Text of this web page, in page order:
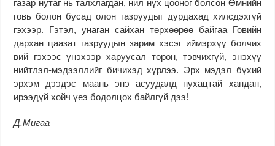
газар нутаг нь талхлагдан, нил нүх цооног болсон Өмнийн
говь болон бусад олон газруудыг дурдахад хилсдэхгүй
гэхээр. Гэтэл, унаган сайхан төрхөөрөө байгаа Говийн
дархан цаазат газруудын зарим хэсэг иймэрхүү болчих
вий гэхээс үнэхээр харуусал төрөн, тэвчихгүй, энэхүү
нийтлэл-мэдээллийг бичихэд хүрлээ. Эрх мэдэл бүхий
эрхэм дээдэс маань энэ асуудалд нухацтай хандан,
ирээдүй хойч үеэ бодолцох байлгүй дээ!
Д.Мигаа